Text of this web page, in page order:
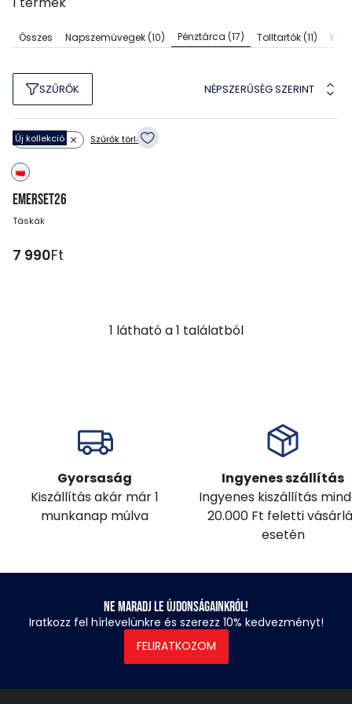
Összes Napszemüvegek(10) Pénztárca (17) Tolltartók(11)
SZŰRŐK NÉPSZERŰSÉG SZERINT
Szín: piros Szűrők törlése
Új kollekció
EMERSET26
Táskák
7 990Ft
1 látható a1 találatból
Gyorsaság
Kiszállítás akár már 1
munkanap múlva
Ingyenes szállítás
Ingyenes kiszállítás
20.000 Ft feletti
esetén
Ne maradj le újdonságainkról!
Iratkozz fel hírlevelünkre és szerezz 10% kedvezményt!
FELIRATKOZOM